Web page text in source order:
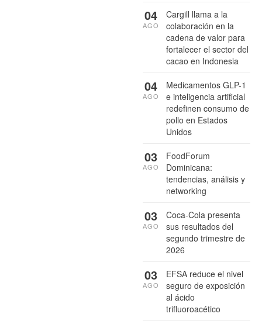
Cargill llama a la
colaboración en la
cadena de valor para
fortalecer el sector del
cacao en Indonesia
04
AGO
Medicamentos GLP-1
e inteligencia artificial
redefinen consumo de
pollo en Estados
Unidos
04
AGO
FoodForum
Dominicana:
tendencias, análisis y
networking
03
AGO
Coca-Cola presenta
sus resultados del
segundo trimestre de
2026
03
AGO
EFSA reduce el nivel
seguro de exposición
al ácido
trifluoroacético
03
AGO